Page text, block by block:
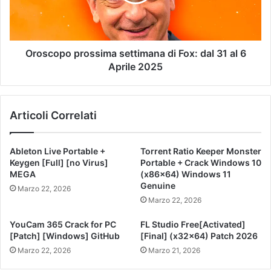
Oroscopo prossima settimana di Fox: dal 31 al 6
Aprile 2025
Articoli Correlati
Ableton Live Portable +
Keygen [Full] [no Virus]
MEGA
Marzo 22, 2026
Torrent Ratio Keeper Monster
Portable + Crack Windows 10
(x86x64) Windows 11
Genuine
Marzo 22, 2026
YouCam 365 Crack for PC
[Patch] [Windows] GitHub
Marzo 22, 2026
FL Studio Free[Activated]
[Final] (x32x64) Patch 2026
Marzo 21, 2026